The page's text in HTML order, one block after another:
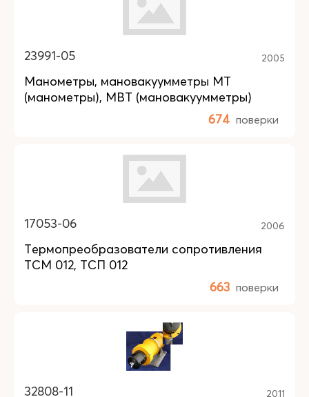
23991-05 2005
Манометры, мановакуумметры МТ
(манометры), МВТ (мановакуумметры)
674 поверки
17053-06 2006
Термопреобразователи сопротивления
ТСМ 012, ТСП 012
663 поверки
32808-11 2011